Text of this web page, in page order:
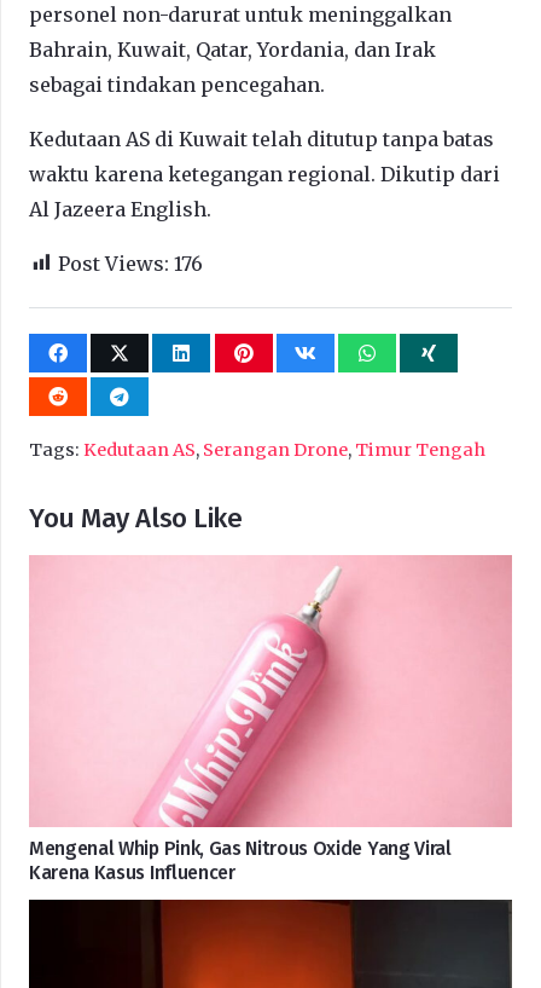
personel non-darurat untuk meninggalkan
Bahrain, Kuwait, Qatar, Yordania, dan Irak
sebagai tindakan pencegahan.
Kedutaan AS di Kuwait telah ditutup tanpa batas
waktu karena ketegangan regional. Dikutip dari
Al Jazeera English.
Post Views: 176
Tags: Kedutaan AS, Serangan Drone, Timur Tengah
You May Also Like
Mengenal Whip Pink, Gas Nitrous Oxide Yang Viral
Karena Kasus Influencer